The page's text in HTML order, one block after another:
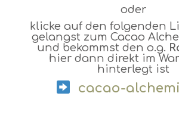
oder
klicke auf den folgenden
gelangst zum Cacao
und bekommst den o.g.
hier dann direkt im
hinterlegt ist
cacao-